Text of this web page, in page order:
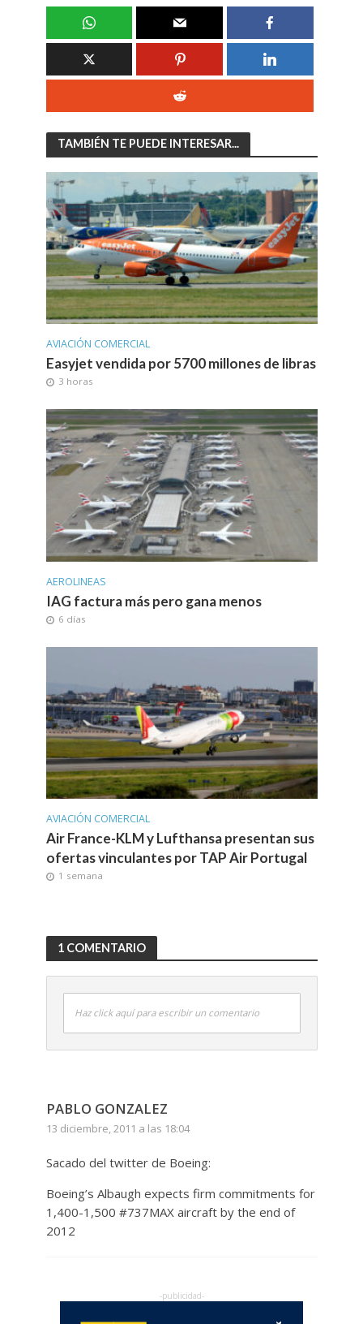
TAMBIÉN TE PUEDE INTERESAR...
AVIACIÓN COMERCIAL
Easyjet vendida por 5700 millones de libras
3 horas
AEROLINEAS
IAG factura más pero gana menos
6 días
AVIACIÓN COMERCIAL
Air France-KLM y Lufthansa presentan sus
ofertas vinculantes por TAP Air Portugal
1 semana
1 COMENTARIO
Haz click aquí para escribir un comentario
PABLO GONZALEZ
13 diciembre, 2011 a las 18:04
Sacado del twitter de Boeing:
Boeing’s Albaugh expects firm commitments for
1,400-1,500 #737MAX aircraft by the end of
2012